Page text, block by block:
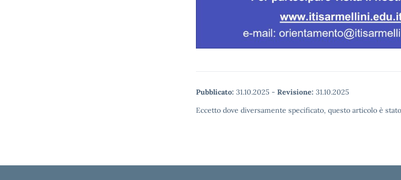
Pubblicato: 31.10.2025 - Revisione: 31.10.2025
Eccetto dove diversamente specificato, questo articolo è